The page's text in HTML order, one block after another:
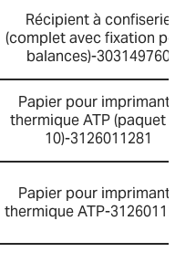
Récipient à confiserie
(complet avec fixation pour
balances)-303149760
Papier pour imprimante
thermique ATP (paquet de
10)-3126011281
Papier pour imprimante
thermique ATP-3126011263